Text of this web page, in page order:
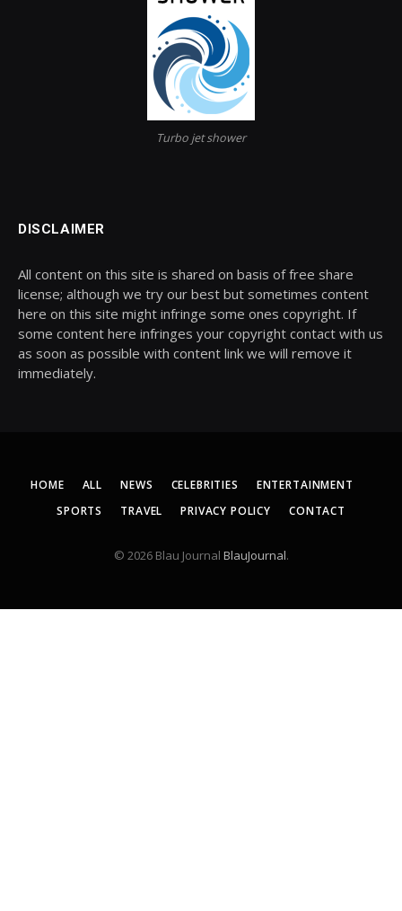
Turbo jet shower
DISCLAIMER
All content on this site is shared on basis of free share
license; although we try our best but sometimes content
here on this site might infringe some ones copyright. If
some content here infringes your copyright contact with us
as soon as possible with content link we will remove it
immediately.
HOME ALL NEWS CELEBRITIES
ENTERTAINMENT
SPORTS
TRAVEL PRIVACY POLICY CONTACT
© 2026 Blau Journal BlauJournal.